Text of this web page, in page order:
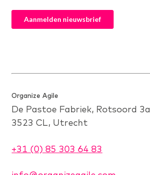
Organize Agile
De Pastoe Fabriek, Rotsoord 3a
3523 CL, Utrecht
+31 (0) 85 303 64 83